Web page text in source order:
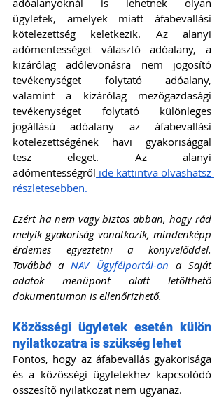
adóalanyoknál is lehetnek olyan
ügyletek, amelyek miatt áfabevallási
kötelezettség keletkezik. Az alanyi
adómentességet választó adóalany, a
kizárólag adólevonásra nem jogosító
tevékenységet folytató adóalany,
valamint a kizárólag mezőgazdasági
tevékenységet folytató különleges
jogállású adóalany az áfabevallási
kötelezettségének havi gyakorisággal
tesz eleget. Az alanyi
adómentességről ide kattintva olvashatsz
részletesebben.
Ezért ha nem vagy biztos abban, hogy rád
melyik gyakoriság vonatkozik, mindenképp
érdemes egyeztetni a könyvelőddel.
Továbbá a NAV Ügyfélportál-on a Saját
adatok menüpont alatt letölthető
dokumentumon is ellenőrizhető.
Közösségi ügyletek esetén külön
nyilatkozatra is szükség lehet
Fontos, hogy az áfabevallás gyakorisága
és a közösségi ügyletekhez kapcsolódó
összesítő nyilatkozat nem ugyanaz.